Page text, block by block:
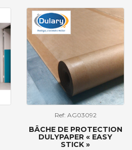
Ref: AG03092
BÂCHE DE PROTECTION
DULYPAPER « EASY
STICK »